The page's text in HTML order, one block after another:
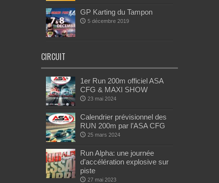
GP Karting du Tampon
5 décembre 2019
CIRCUIT
1er Run 200m officiel ASA
CFG & MAXI SHOW
23 mai 2024
Calendrier prévisionnel des
RUN 200m par l’ASA CFG
25 mars 2024
Run Alpha: une journée
d’accélération explosive sur
piste
27 mai 2023